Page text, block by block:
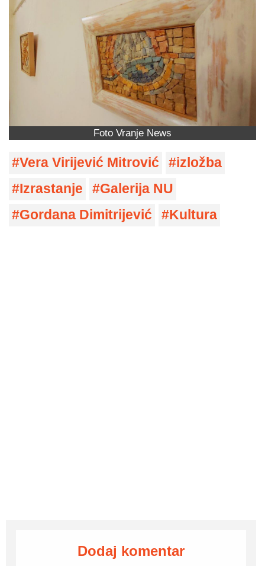
Foto Vranje News
Vera Virijević Mitrović
izložba
Izrastanje
Galerija NU
Gordana Dimitrijević
Kultura
Dodaj komentar